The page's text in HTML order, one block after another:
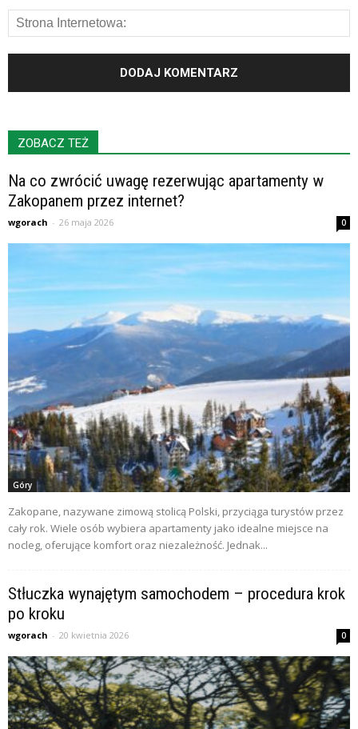
ZOBACZ TEŻ
Na co zwrócić uwagę rezerwując apartamenty w
Zakopanem przez internet?
wgorach - 26 maja 2026 0
Góry
Zakopane, nazywane zimową stolicą Polski, przyciąga turystów przez
cały rok. Wiele osób wybiera apartamenty jako idealne miejsce na
nocleg, oferujące komfort oraz niezależność. Jednak...
Stłuczka wynajętym samochodem – procedura krok
po kroku
wgorach - 20 kwietnia 2026 0